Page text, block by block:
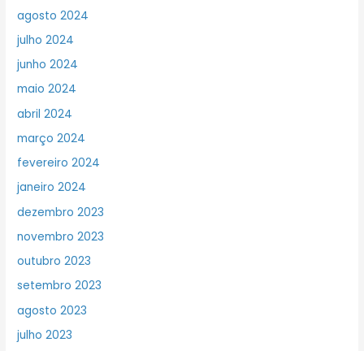
agosto 2024
julho 2024
junho 2024
maio 2024
abril 2024
março 2024
fevereiro 2024
janeiro 2024
dezembro 2023
novembro 2023
outubro 2023
setembro 2023
agosto 2023
julho 2023